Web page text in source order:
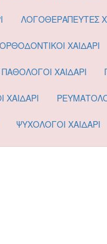
ΛΟΓΟΘΕΡΑΠΕΥΤΕΣ
ΟΡΘΟΔΟΝΤΙΚΟΙ ΧΑΙΔΑΡΙ
ΠΑΘΟΛΟΓΟΙ ΧΑΙΔΑΡΙ
ΨΥΧΟΛΟΓΟΙ ΧΑΙΔΑΡΙ